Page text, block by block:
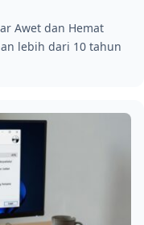
Awet dan Hemat
lebih dari 10 tahun